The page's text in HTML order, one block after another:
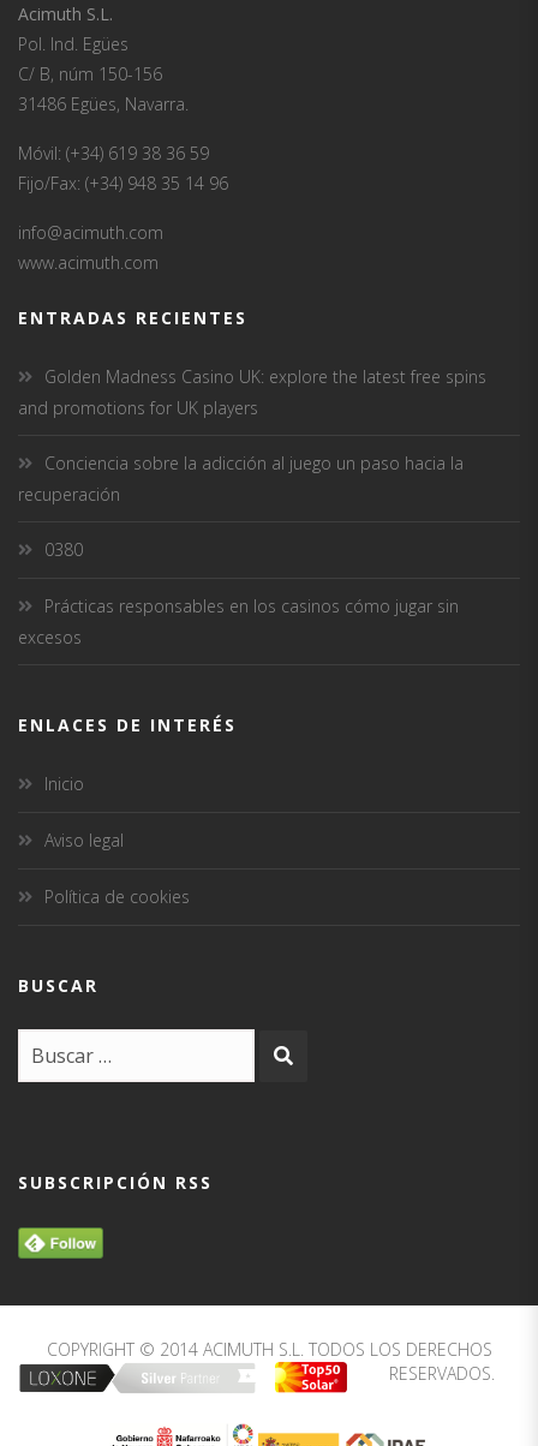
Acimuth S.L.
Pol. Ind. Egües
C/ B, núm 150-156
31486 Egües, Navarra.
Móvil: (+34) 619 38 36 59
Fijo/Fax: (+34) 948 35 14 96
info@acimuth.com
www.acimuth.com
ENTRADAS RECIENTES
Golden Madness Casino UK: explore the latest free spins
and promotions for UK players
Conciencia sobre la adicción al juego un paso hacia la
recuperación
0380
Prácticas responsables en los casinos cómo jugar sin
excesos
ENLACES DE INTERÉS
Inicio
Aviso legal
Política de cookies
BUSCAR
SUBSCRIPCIÓN RSS
COPYRIGHT © 2014 ACIMUTH S.L. TODOS LOS DERECHOS
RESERVADOS.